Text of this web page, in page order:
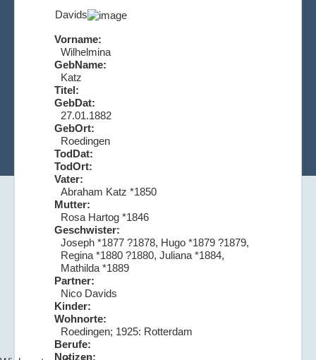
Davids
Vorname:
Wilhelmina
GebName:
Katz
Titel:
GebDat:
27.01.1882
GebOrt:
Roedingen
TodDat:
TodOrt:
Vater:
Abraham Katz *1850
Mutter:
Rosa Hartog *1846
Geschwister:
Joseph *1877 ?1878, Hugo *1879 ?1879,
Regina *1880 ?1880, Juliana *1884,
Mathilda *1889
Partner:
Nico Davids
Kinder:
Wohnorte:
Roedingen; 1925: Rotterdam
Berufe:
Notizen: